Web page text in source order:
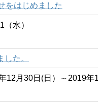
をはじめました
水）
た。
12月30日(日）～2019年1